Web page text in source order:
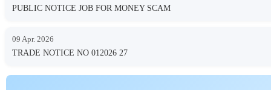
PUBLIC NOTICE JOB FOR MONEY SCAM
09 Apr. 2026
TRADE NOTICE NO 012026 27